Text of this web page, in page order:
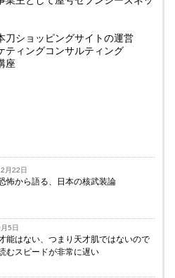
刀ショッピングサイトの運営
ティングコンサルティング
座
月22日
怖から語る、日本の核武装論
5日
能はない、つまり天才肌ではないので
むスピードが非常に遅い